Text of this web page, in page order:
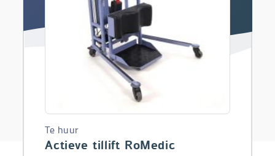
Actieve tillift RoMedic
Te huur